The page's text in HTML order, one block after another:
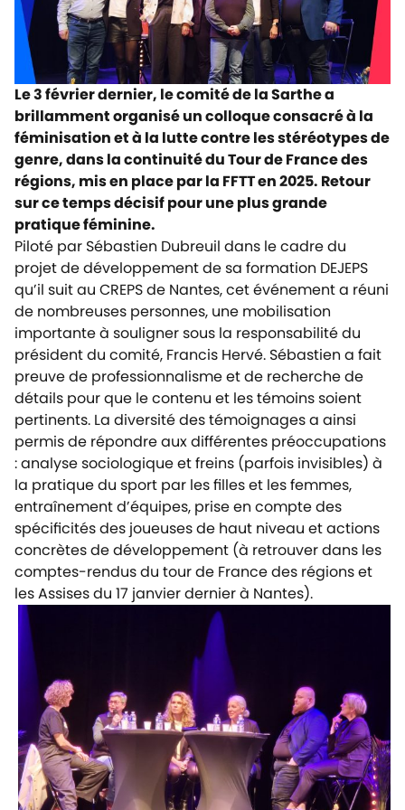
Le 3 février dernier, le comité de la Sarthe a
brillamment organisé un colloque consacré à la
féminisation et à la lutte contre les stéréotypes de
genre, dans la continuité du Tour de France des
régions, mis en place par la FFTT en 2025. Retour
sur ce temps décisif pour une plus grande
pratique féminine.
Piloté par Sébastien Dubreuil dans le cadre du
projet de développement de sa formation DEJEPS
qu’il suit au CREPS de Nantes, cet événement a réuni
de nombreuses personnes, une mobilisation
importante à souligner sous la responsabilité du
président du comité, Francis Hervé. Sébastien a fait
preuve de professionnalisme et de recherche de
détails pour que le contenu et les témoins soient
pertinents. La diversité des témoignages a ainsi
permis de répondre aux différentes préoccupations
: analyse sociologique et freins (parfois invisibles) à
la pratique du sport par les filles et les femmes,
entraînement d’équipes, prise en compte des
spécificités des joueuses de haut niveau et actions
concrètes de développement (à retrouver dans les
comptes-rendus du tour de France des régions et
les Assises du 17 janvier dernier à Nantes).